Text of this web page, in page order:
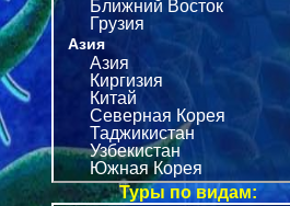
Ближний Восток
Грузия
Азия
Азия
Киргизия
Китай
Северная Корея
Таджикистан
Узбекистан
Южная Корея
Туры по видам: